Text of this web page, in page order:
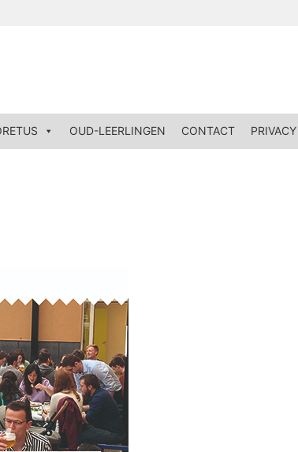
OUD-LEERLINGEN CONTACT PRIVACY